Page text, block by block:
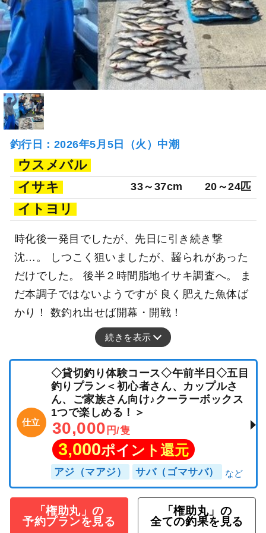
釣行日：2026年5月5日（火）中潮
ウスメバル
イサキ
33～37cm 20～24匹
イトヨリ
時化後一発目でしたが、先日に引き続き撃
沈…。 しつこく狙いましたが、齧られがあった
だけでした。 後半２時間脂地イサキ調査へ。 ま
だ本調子ではないようですが 良く肥えた魚体ば
かり！ 数釣れ出せば開幕・開戦！
続きを表示
仕立
◇貸切釣り体験コース◇午前半日◇五目
釣りプラン＜初心者さん、カップルさ
ん、ご家族さん向け♪クーラーボックス
1つで楽しめる！＞
30,000 円/隻
3,000ポイント還元
アジ（マアジ） サバ（ゴマサバ）
「権助丸」の
予約プランを見る
「権助丸」の
全ての釣果を見る